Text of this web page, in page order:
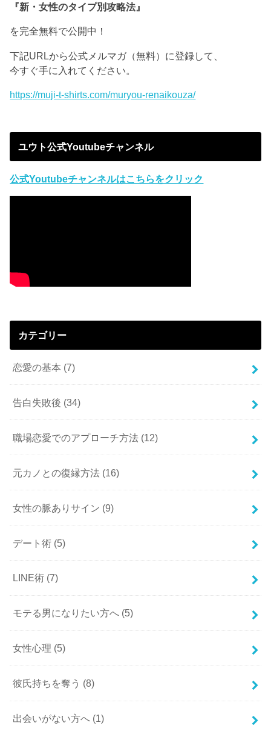
『新・女性のタイプ別攻略法』
を完全無料で公開中！
下記URLから公式メルマガ（無料）に登録して、
今すぐ手に入れてください。
https://muji-t-shirts.com/muryou-renaikouza/
ユウト公式Youtubeチャンネル
公式Youtubeチャンネルはこちらをクリック
カテゴリー
恋愛の基本 (7)
告白失敗後 (34)
職場恋愛でのアプローチ方法 (12)
元カノとの復縁方法 (16)
女性の脈ありサイン (9)
デート術 (5)
LINE術 (7)
モテる男になりたい方へ (5)
女性心理 (5)
彼氏持ちを奪う (8)
出会いがない方へ (1)